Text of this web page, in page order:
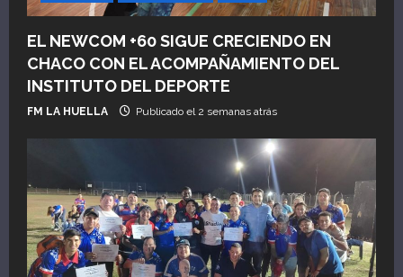
EL NEWCOM +60 SIGUE CRECIENDO EN
CHACO CON EL ACOMPAÑAMIENTO DEL
INSTITUTO DEL DEPORTE
FM LA HUELLA Publicado el 2 semanas atrás